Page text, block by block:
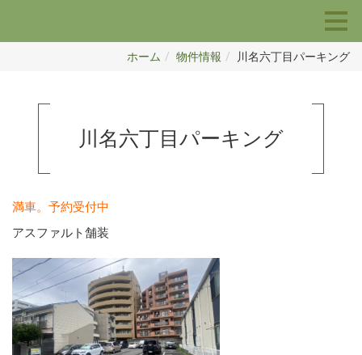
ホーム 物件情報 川名六丁目パーキング
川名六丁目パーキング
満車。予約受付中
アスファルト舗装